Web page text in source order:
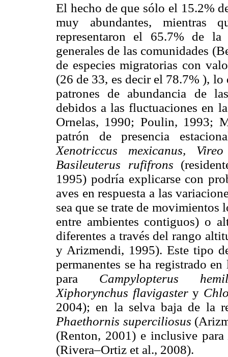
El hecho de que sólo el 15.2%
muy abundantes, mientras
representaron el 65.7% de
generales de las comunidades
de especies migratorias con
(26 de 33, es decir el 78.7% ),
patrones de abundancia de
debidos a las fluctuaciones en
Ornelas, 1990; Poulin, 1993;
patrón de presencia
Xenotriccus mexicanus,
Basileuterus rufifrons
1995) podría explicarse con
aves en respuesta a las
sea que se trate de movimientos
entre ambientes contiguos) o
diferentes a través del rango
y Arizmendi, 1995). Este tipo
permanentes se ha registrado
para Campylopterus
Xiphorynchus flavigastery
2004); en la selva baja de la
Phaethornis superciliosus
(Renton, 2001) e inclusive
(Rivera–Ortiz et al., 2008).